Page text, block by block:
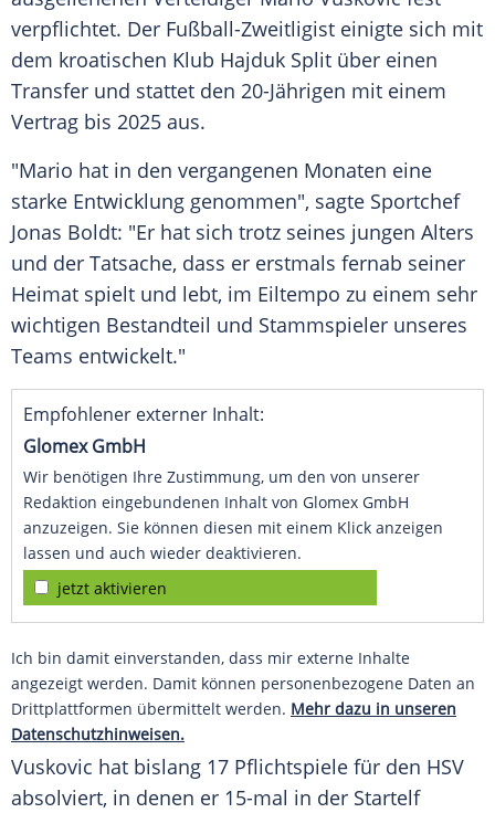
verpflichtet. Der Fußball-Zweitligist einigte sich mit
dem kroatischen Klub Hajduk Split über einen
Transfer und stattet den 20-Jährigen mit einem
Vertrag bis 2025 aus.
"Mario hat in den vergangenen Monaten eine
starke Entwicklung genommen", sagte Sportchef
Jonas Boldt: "Er hat sich trotz seines jungen Alters
und der Tatsache, dass er erstmals fernab seiner
Heimat spielt und lebt, im Eiltempo zu einem sehr
wichtigen Bestandteil und Stammspieler unseres
Teams entwickelt."
Empfohlener externer Inhalt:
Glomex GmbH
Wir benötigen Ihre Zustimmung, um den von unserer
Redaktion eingebundenen Inhalt von Glomex GmbH
anzuzeigen. Sie können diesen mit einem Klick anzeigen
lassen und auch wieder deaktivieren.
jetzt aktivieren
Ich bin damit einverstanden, dass mir externe Inhalte
angezeigt werden. Damit können personenbezogene Daten an
Drittplattformen übermittelt werden. Mehr dazu in unseren
Datenschutzhinweisen.
Vuskovic hat bislang 17 Pflichtspiele für den HSV
absolviert, in denen er 15-mal in der Startelf